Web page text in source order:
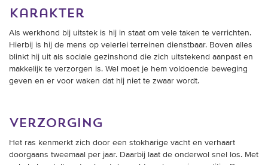
Hierbij is hij de mens op velerlei terreinen dienstbaar. Boven alles
blinkt hij uit als sociale gezinshond die zich uitstekend aanpast en
makkelijk te verzorgen is. Wel moet je hem voldoende beweging
geven en er voor waken dat hij niet te zwaar wordt.
doorgaans tweemaal per jaar. Daarbij laat de onderwol snel los. Met
enkele borstelbeurten komt de vacht snel weer in conditie. De